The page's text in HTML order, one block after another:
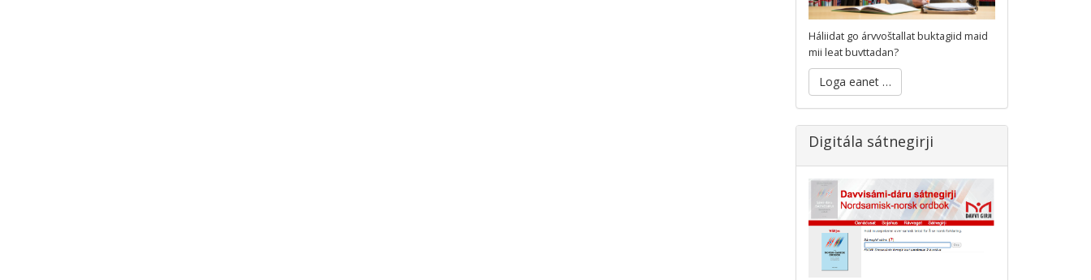
Háliidat go árvvoštallat buktagiid maid
mii leat buvttadan?
Loga eanet …
Digitála sátnegirji